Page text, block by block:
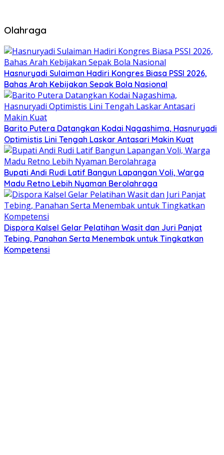
Olahraga
Hasnuryadi Sulaiman Hadiri Kongres Biasa PSSI 2026,
Bahas Arah Kebijakan Sepak Bola Nasional
Barito Putera Datangkan Kodai Nagashima, Hasnuryadi
Optimistis Lini Tengah Laskar Antasari Makin Kuat
Bupati Andi Rudi Latif Bangun Lapangan Voli, Warga
Madu Retno Lebih Nyaman Berolahraga
Dispora Kalsel Gelar Pelatihan Wasit dan Juri Panjat
Tebing, Panahan Serta Menembak untuk Tingkatkan
Kompetensi